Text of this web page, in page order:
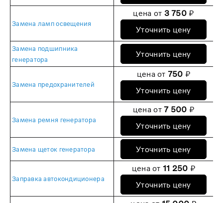
Замена ламп освещения
цена от 3 750 ₽
Уточнить цену
Замена подшипника
генератора
Уточнить цену
Замена предохранителей
цена от 750 ₽
Уточнить цену
Замена ремня генератора
цена от7 500 ₽
Уточнить цену
Замена щеток генератора Уточнить цену
Заправка автокондиционера
цена от 11 250 ₽
Уточнить цену